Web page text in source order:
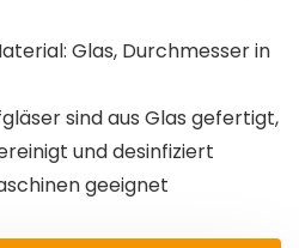
Glas, Durchmesser in
sind aus Glas gefertigt,
und desinfiziert
geeignet